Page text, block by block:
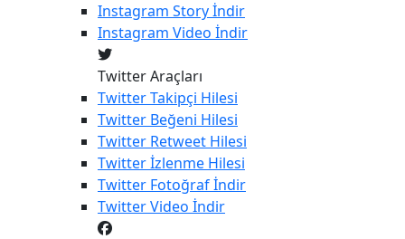
Instagram Story İndir
Instagram Video İndir
Twitter Araçları
TwitterTakipçi Hilesi
Twitter Beğeni Hilesi
Twitter Retweet Hilesi
Twitterİzlenme Hilesi
Twitter Fotoğraf İndir
TwitterVideo İndir